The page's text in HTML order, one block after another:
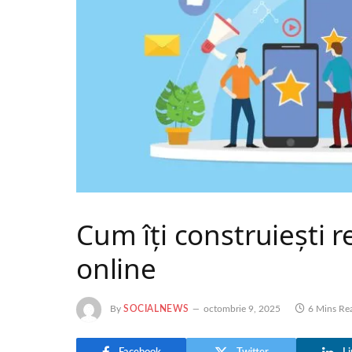
Cum îți construiești
online
By SOCIALNEWS octombrie 9, 2025 6 Mins